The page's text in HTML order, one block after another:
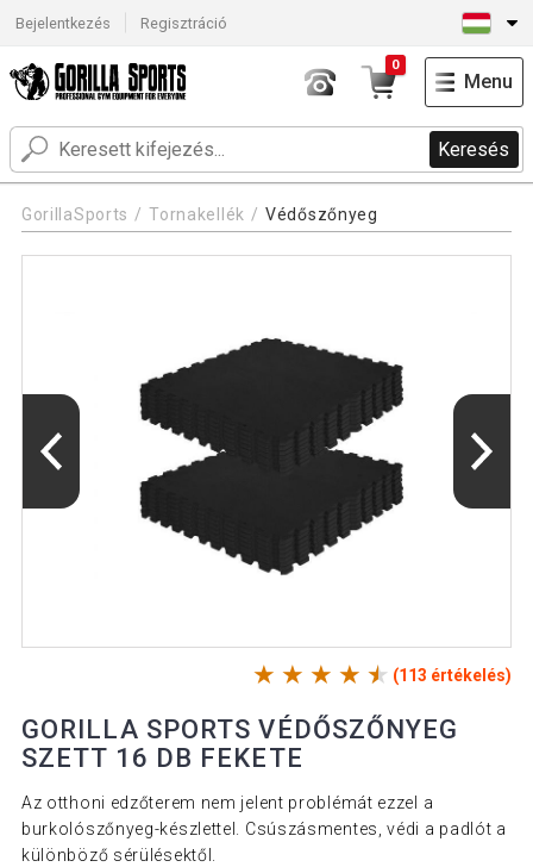
Bejelentkezés Regisztráció
Keresés
0
Menu
GorillaSports Tornakellék Védőszőnyeg
(113 értékelés)
GORILLA SPORTS VÉDŐSZŐNYEG
SZETT 16 DB FEKETE
Az otthoni edzőterem nem jelent problémát ezzel a
burkolószőnyeg-készlettel. Csúszásmentes, védi a padlót a
különböző sérülésektől.